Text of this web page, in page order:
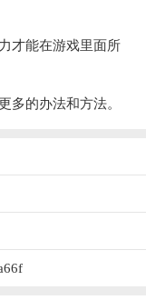
才能在游戏里面所
多的办法和方法。